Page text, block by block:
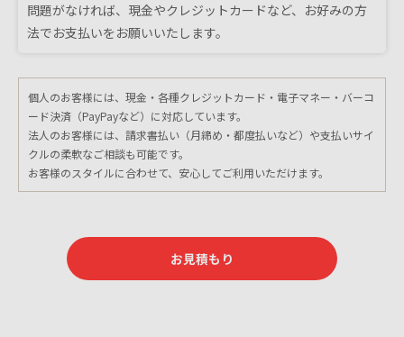
問題がなければ、現金やクレジットカードなど、お好みの方
法でお支払いをお願いいたします。
個人のお客様には、現金・各種クレジットカード・電子マネー・バーコ
ード決済（PayPayなど）に対応しています。
法人のお客様には、請求書払い（月締め・都度払いなど）や支払いサイ
クルの柔軟なご相談も可能です。
お客様のスタイルに合わせて、安心してご利用いただけます。
お見積もり